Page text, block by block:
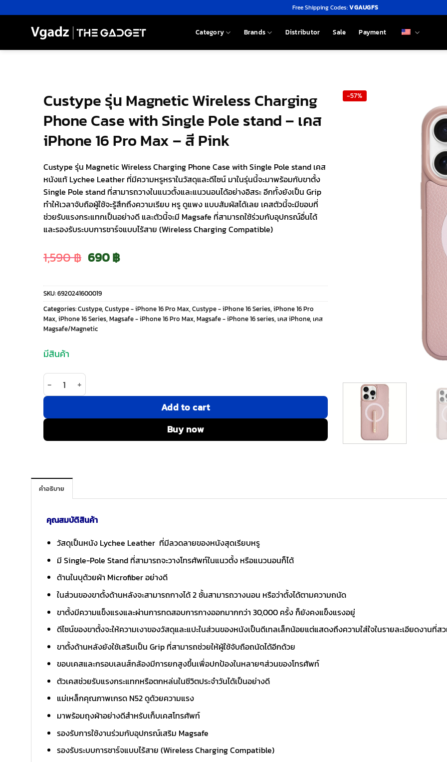
to
Free Shipping Codes:VGAUGFS
Category Brands Distributor Sale Payment
Custype รุ่น Magnetic Wireless Charging
Phone Case with Single Pole stand – เคส
iPhone 16 Pro Max – สี Pink
Custype รุ่น Magnetic Wireless Charging Phone Case with Single Pole stand เคส
หนังแท้ Lychee Leather ที่มีความหรูหราในวัสดุและดีไซน์ มาในรุ่นนี้จะมาพร้อมกับขาตั้ง
Single Pole stand ที่สามารถวางในแนวตั้งและแนวนอนได้อย่างอิสระ อีกทั้งยังเป็น Grip
ทำให้เวลาจับถือผู้ใช้จะรู้สึกถึงความเรียบ หรู ดูแพง แบบสัมผัสได้เลย เคสตัวนี้จะมีขอบที่
ช่วยรับแรงกระแทกเป็นอย่างดี และตัวนี้จะมี Magsafe ที่สามารถใช้ร่วมกับอุปกรณ์อื่นได้
และรองรับระบบการชาร์จแบบไร้สาย (Wireless Charging Compatible)
1,590฿ Original
price
was:
1,590 ฿.
690฿Current
price
is:
SKU:6920241600019
Categories:Custype, Custype - iPhone 16 Pro Max, Custype - iPhone 16 Series, iPhone 16 Pro
Max, iPhone 16 Series, Magsafe - iPhone 16 Pro Max, Magsafe - iPhone 16 series, เคส iPhone, เคส
Magsafe/Magnetic
มีสินค้า
จำนวน Custype รุ่น Magnetic Wireless Charging Phone Case with Single Pole stand - เคส iPhone 16 Pro Max
Add to cart
Buy now
-57%
คำอธิบาย
คุณสมบัติสินค้า
วัสดุเป็นหนัง Lychee Leather ที่มีลวดลายของหนังสุดเรียบหรู
มี Single-Pole Stand ที่สามารถจะวางโทรศัพท์ในแนวตั้ง หรือแนวนอนก็ได้
ด้านในบุด้วยผ้า Microfiber อย่างดี
ในส่วนของขาตั้งด้านหลังจะสามารถกางได้ 2 ชั้นสามารถวางนอน หรือว่าตั้งได้ตามความถนัด
ขาตั้งมีความแข็งแรงและผ่านการทดสอบการกางออกมากกว่า 30,000 ครั้ง ก็ยังคงแข็งแรงอยู่
ดีไซน์ของขาตั้งจะให้ความเงาของวัสดุและแปะในส่วนของหนังเป็นดีเทลเล็กน้อยแต่แสดงถึงความใส่ใจในรายละเอียดงานที่ส
ขาตั้งด้านหลังยังใช้เสริมเป็น Grip ที่สามารถช่วยให้ผู้ใช้จับถือถนัดได้อีกด้วย
ขอบเคสและกรอบเลนส์กล้องมีการยกสูงขึ้นเพื่อปกป้องในหลายๆส่วนของโทรศัพท์
ตัวเคสช่วยรับแรงกระแทกหรือตกหล่นในชีวิตประจำวันได้เป็นอย่างดี
แม่เหล็กคุณภาพเกรด N52 ดูด้วยความแรง
มาพร้อมถุงผ้าอย่างดีสำหรับเก็บเคสโทรศัพท์
รองรับการใช้งานร่วมกับอุปกรณ์เสริม Magsafe
รองรับระบบการชาร์จแบบไร้สาย (Wireless Charging Compatible)